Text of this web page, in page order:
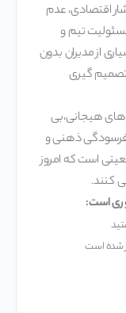
اقتصادی، عدم
تیم و
از مدیران بدون
تصمیم گیری
هیجانی،بی
فرسودگی ذهنی و
است که امروز
کنند.
است:
شده است